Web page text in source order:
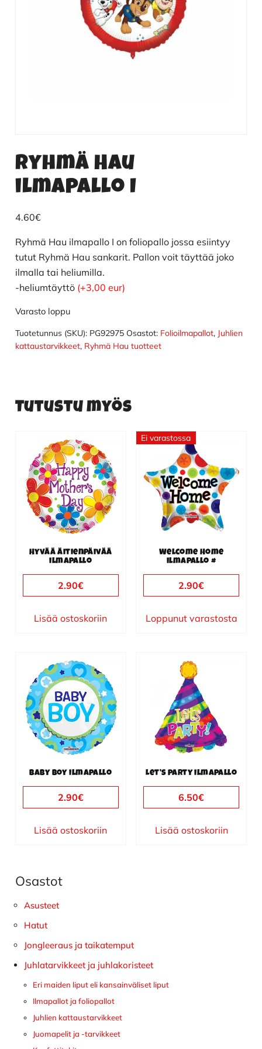
Ryhmä Hau
ilmapallo I
4.60€
Ryhmä Hau ilmapallo I on foliopallo jossa esiintyy
tutut Ryhmä Hau sankarit. Pallon voit täyttää joko
ilmalla tai heliumilla.
-heliumtäyttö (+3,00 eur)
Varasto loppu
Tuotetunnus (SKU): PG92975 Osastot: Folioilmapallot, Juhlien
kattaustarvikkeet, Ryhmä Hau tuotteet
Tutustu myös
Hyvää äitienpäivää
ilmapallo
2.90€
Lisää ostoskoriin
Ei varastossa
Welcome Home
ilmapallo #
2.90€
Loppunut varastosta
Baby Boy ilmapallo
2.90€
Lisää ostoskoriin
Let’s party ilmapallo
6.50€
Lisää ostoskoriin
Ensisijainen
sivupalkki
Osastot
Asusteet
Hatut
Jongleeraus ja taikatemput
Juhlatarvikkeet ja juhlakoristeet
Eri maiden liput eli kansainväliset liput
Ilmapallot ja foliopallot
Juhlien kattaustarvikkeet
Juomapelit ja -tarvikkeet